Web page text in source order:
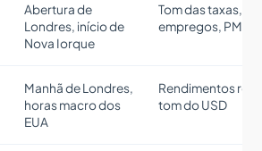
Abertura de
Londres, início de
Nova Iorque
Tom das taxas,
empregos, PMIs
Manhã de Londres,
horas macro dos
EUA
Rendimentos
tom do USD